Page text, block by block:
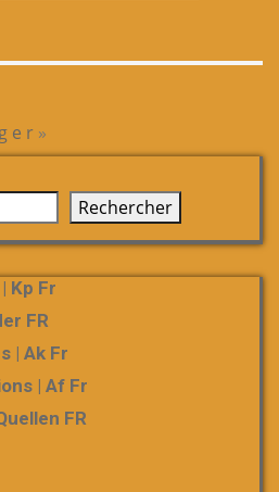
e r »
Rechercher
Kp Fr
FR
| Ak Fr
| Af Fr
FR